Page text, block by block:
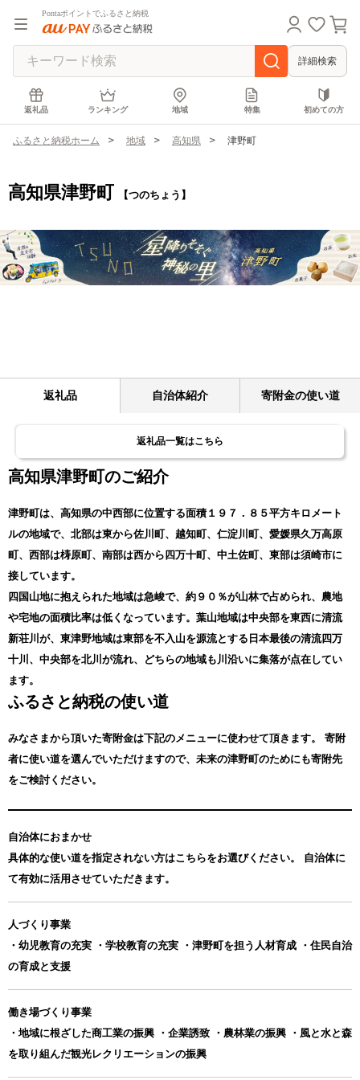
Pontaポイントでふるさと納税
詳細検索
返礼品 ランキング 地域 特集 初めての方
ふるさと納税ホーム 地域 高知県 津野町
高知県津野町 【つのちょう】
返礼品 自治体紹介 寄附金の使い道
返礼品一覧はこちら
高知県津野町のご紹介
津野町は、高知県の中西部に位置する面積１９７．８５平方キロメート
ルの地域で、北部は東から佐川町、越知町、仁淀川町、愛媛県久万高原
町、西部は梼原町、南部は西から四万十町、中土佐町、東部は須崎市に
接しています。
四国山地に抱えられた地域は急峻で、約９０％が山林で占められ、農地
や宅地の面積比率は低くなっています。葉山地域は中央部を東西に清流
新荘川が、東津野地域は東部を不入山を源流とする日本最後の清流四万
十川、中央部を北川が流れ、どちらの地域も川沿いに集落が点在してい
ます。
ふるさと納税の使い道
みなさまから頂いた寄附金は下記のメニューに使わせて頂きます。
寄附
者に使い道を選んでいただけますので、未来の津野町のためにも寄附先
をご検討ください。
自治体におまかせ
具体的な使い道を指定されない方はこちらをお選びください。 自治体に
て有効に活用させていただきます。
人づくり事業
・幼児教育の充実 ・学校教育の充実 ・津野町を担う人材育成 ・住民自治
の育成と支援
働き場づくり事業
・地域に根ざした商工業の振興 ・企業誘致 ・農林業の振興 ・風と水と森
を取り組んだ観光レクリエーションの振興